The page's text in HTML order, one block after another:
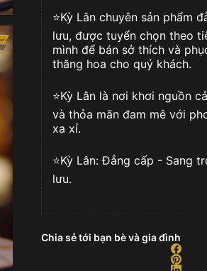
cương
lượng
⭐️Kỳ Lân chuyên sản phẩm
lưu, được tuyển chọn theo
mình để bán sở thích và
thăng hoa cho quý khách.
⭐️Kỳ Lân là nơi khơi nguồn
và thỏa mãn đam mê với
xa xỉ.
⭐️Kỳ Lân: Đẳng cấp - Sang
lưu.
Chia sẻ tới bạn bè và gia đình